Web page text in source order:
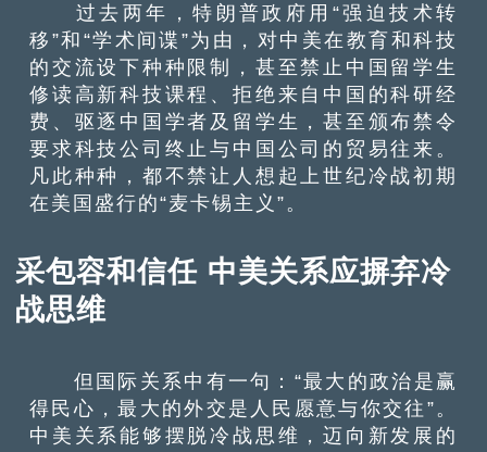
过去两年，特朗普政府用“强迫技术转
移”和“学术间谍”为由，对中美在教育和科技
的交流设下种种限制，甚至禁止中国留学生
修读高新科技课程、拒绝来自中国的科研经
费、驱逐中国学者及留学生，甚至颁布禁令
要求科技公司终止与中国公司的贸易往来。
凡此种种，都不禁让人想起上世纪冷战初期
在美国盛行的“麦卡锡主义”。
采包容和信任 中美关系应摒弃冷
战思维
但国际关系中有一句：“最大的政治是赢
得民心，最大的外交是人民愿意与你交往”。
中美关系能够摆脱冷战思维，迈向新发展的